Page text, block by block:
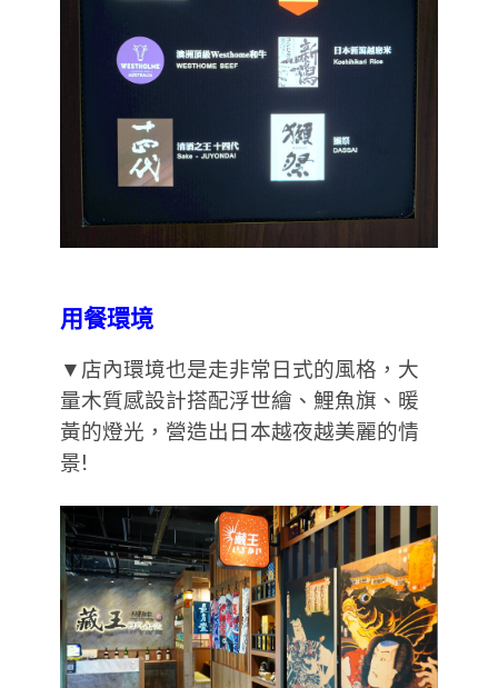
用餐環境
▼店內環境也是走非常日式的風格，大
量木質感設計搭配浮世繪、鯉魚旗、暖
黃的燈光，營造出日本越夜越美麗的情
景!